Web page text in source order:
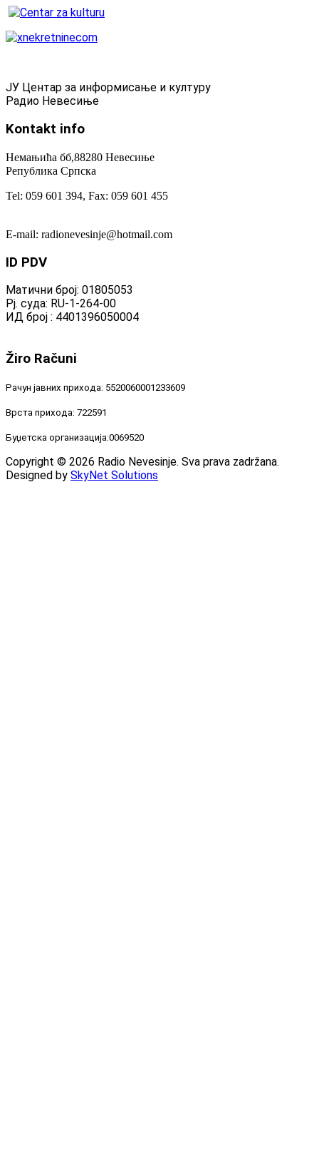
ЈУ Центар за информисање и културу
Радио Невесиње
Kontakt info
Немањића бб,88280 Невесиње
Република Српска
Tel: 059 601 394, Fax: 059 601 455
E-mail: radionevesinje@hotmail.com
ID PDV
Матични број: 01805053
Рј. суда: RU-1-264-00
ИД број : 4401396050004
Žiro Računi
Рачун јавних прихода: 5520060001233609
Врста прихода: 722591
Буџетска организација:0069520
Copyright © 2026 Radio Nevesinje. Sva prava zadržana.
Designed by SkyNet Solutions